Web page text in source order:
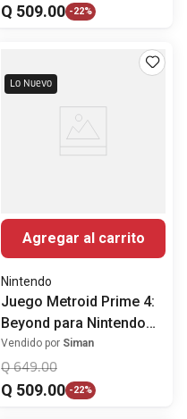
Q 509.00 -22%
Lo Nuevo
Agregar al carrito
Nintendo
Juego Metroid Prime 4:
Beyond para Nintendo
Switch
Vendido por Siman
Q 649.00
Q 509.00 -22%